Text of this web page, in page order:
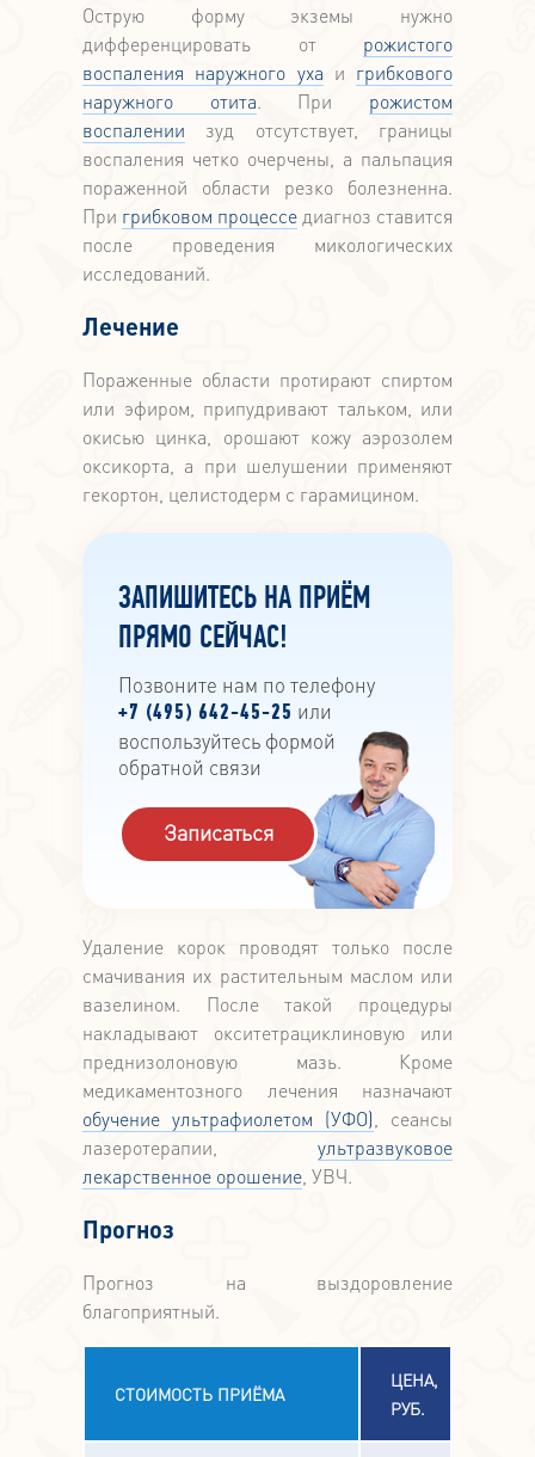
Острую форму экземы нужно
дифференцировать от рожистого
воспаления наружного уха и грибкового
наружного отита . При рожистом
воспалении зуд отсутствует, границы
воспаления четко очерчены, а пальпация
пораженной области резко болезненна.
При грибковом процессе диагноз ставится
после проведения микологических
исследований.
Лечение
Пораженные области протирают спиртом
или эфиром, припудривают тальком, или
окисью цинка, орошают кожу аэрозолем
оксикорта, а при шелушении применяют
гекортон, целистодерм с гарамицином.
ЗАПИШИТЕСЬ НА ПРИЁМ
ПРЯМО СЕЙЧАС!
Позвоните нам по телефону
+7 (495) 642-45-25 или
воспользуйтесь формой
обратной связи
Записаться
Удаление корок проводят только после
смачивания их растительным маслом или
вазелином. После такой процедуры
накладывают окситетрациклиновую или
преднизолоновую мазь. Кроме
медикаментозного лечения назначают
обучение ультрафиолетом (УФО) , сеансы
лазеротерапии, ультразвуковое
лекарственное орошение , УВЧ.
Прогноз
Прогноз на выздоровление
благоприятный.
СТОИМОСТЬ ПРИЁМА
ЦЕНА,
РУБ.